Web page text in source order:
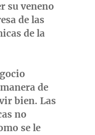
su veneno
de las
de la
de
bien. Las
no
se le